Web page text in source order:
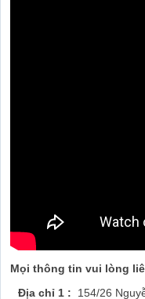
Mọi thông tin vui lòng
Địa chỉ 1 :
154/26